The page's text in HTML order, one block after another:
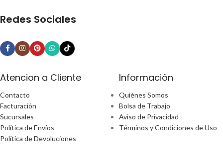
Redes Sociales
Atencion a Cliente
Contacto
Facturación
Sucursales
Política de Envíos
Política de Devoluciones
Información
Quiénes Somos
Bolsa de Trabajo
Aviso de Privacidad
Términos y Condiciones de Uso